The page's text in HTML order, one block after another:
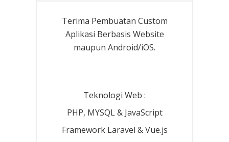
Terima Pembuatan Custom
Aplikasi Berbasis Website
maupun Android/iOS.
Teknologi Web :
PHP, MYSQL & JavaScript
Framework Laravel & Vue.js